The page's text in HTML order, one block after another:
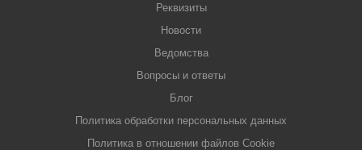
Реквизиты
Новости
Ведомства
Вопросы и ответы
Блог
Политика обработки персональных данных
Политика в отношении файлов Cookie